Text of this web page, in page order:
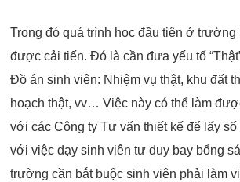
Trong đó quá trình học đầu tiên ở trường
được cải tiến. Đó là cần đưa yếu tố
Đồ án sinh viên: Nhiệm vụ thật, khu đất
hoạch thật, vv… Việc này có thể làm
với các Công ty Tư vấn thiết kế để lấy số
với việc dạy sinh viên tư duy bay bổng
trường cần bắt buộc sinh viên phải làm